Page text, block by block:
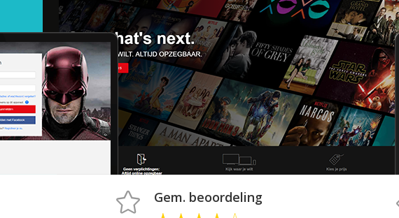
Gem. beoordeling